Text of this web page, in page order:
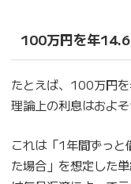
100万円を年
たとえば、100万円
理論上の利息はおよ
これは「1年間ずっ
た場合」を想定した